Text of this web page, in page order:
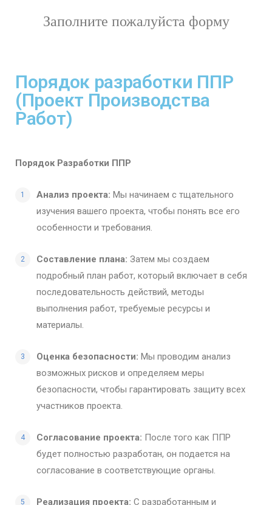
Заполните пожалуйста форму
Порядок разработки ППР
(Проект Производства
Работ)
Порядок Разработки ППР
Анализ проекта: Мы начинаем с тщательного
изучения вашего проекта, чтобы понять все его
особенности и требования.
Составление плана: Затем мы создаем
подробный план работ, который включает в себя
последовательность действий, методы
выполнения работ, требуемые ресурсы и
материалы.
Оценка безопасности: Мы проводим анализ
возможных рисков и определяем меры
безопасности, чтобы гарантировать защиту всех
участников проекта.
Согласование проекта: После того как ППР
будет полностью разработан, он подается на
согласование в соответствующие органы.
Реализация проекта: С разработанным и